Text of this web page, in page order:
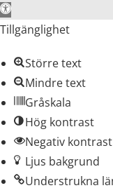
Open toolbar
Tillgänglighet
Större text
Mindre text
Gråskala
Hög kontrast
Negativ kontrast
Ljus bakgrund
Understrukna